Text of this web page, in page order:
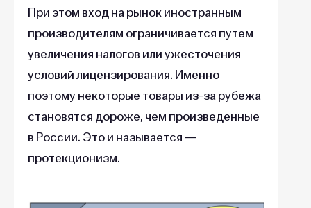
При этом вход на рынок иностранным
производителям ограничивается путем
увеличения налогов или ужесточения
условий лицензирования. Именно
поэтому некоторые товары из-за рубежа
становятся дороже, чем произведенные
в России. Это и называется —
протекционизм.